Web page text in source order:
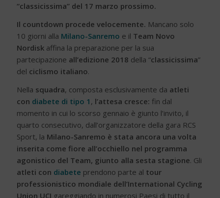
“classicissima” del 17 marzo prossimo.
Il countdown procede velocemente. Mancano solo
10 giorni alla Milano-Sanremo e il Team Novo
Nordiskaffina la preparazione per la sua
partecipazione all’edizione 2018 della “classicissima”
del ciclismo italiano.
Nella squadra, composta esclusivamente da atleti
con diabete di tipo 1 , l’attesa cresce: fin dal
momento in cui lo scorso gennaio è giunto l’invito, il
quarto consecutivo, dall’organizzatore della gara RCS
Sport, la Milano-Sanremo è stata ancora una volta
inserita come fiore all’occhiello nel programma
agonistico del Team, giunto alla sesta stagione. Gli
atleti con diabete prendono parte al tour
professionistico mondiale dell’International Cycling
Union UCI gareggiando in numerosi Paesi di tutto il